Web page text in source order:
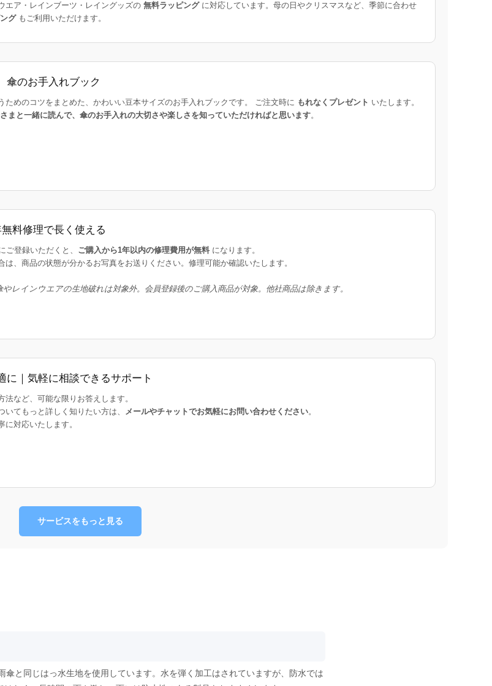
エア・レインブーツ・レイングッズの 無料ラッピングに対応しています。母の日やクリスマスなど、季節に合わせ
グもご利用いただけます。
傘のお手入れブック
ためのコツをまとめた、かわいい豆本サイズのお手入れブックです。 ご注文時に もれなくプレゼント いたします。
まと一緒に読んで、傘のお手入れの大切さや楽しさを知っていただければと思います。
料修理で長く使える
ご登録いただくと、 ご購入から1年以内の修理費用が無料になります。
は、商品の状態が分かるお写真をお送りください。修理可能か確認いたします。
レインウエアの生地破れは対象外。会員登録後のご購入商品が対象。他社商品は除きます。
に｜気軽に相談できるサポート
法など、可能な限りお答えします。
いてもっと詳しく知りたい方は、 メールやチャットでお気軽にお問い合わせください。
に対応いたします。
サービスをもっと見る
傘と同じはっ水生地を使用しています。水を弾く加工はされていますが、防水では